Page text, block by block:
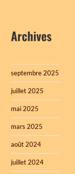
Archives
septembre 2025
juillet 2025
mai 2025
mars 2025
août 2024
juillet 2024